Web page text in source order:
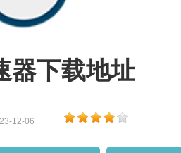
器下载地址
12-06